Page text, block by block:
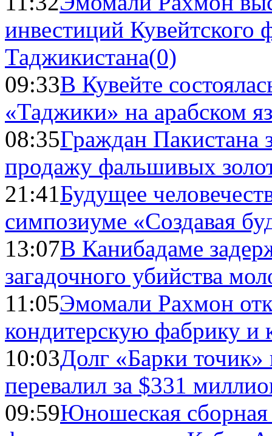
инвестиций Кувейтского
Таджикистана(0)
09:33В Кувейте
«Таджики» на арабском
08:35Граждан Пакистана
продажу фальшивых
21:41Будущее
симпозиуме «Создавая
13:07В Канибадаме
загадочного убийства
11:05Эмомали Рахмон
кондитерскую фабрику и
10:03Долг «Барки
перевалил за $331
09:59Юношеская